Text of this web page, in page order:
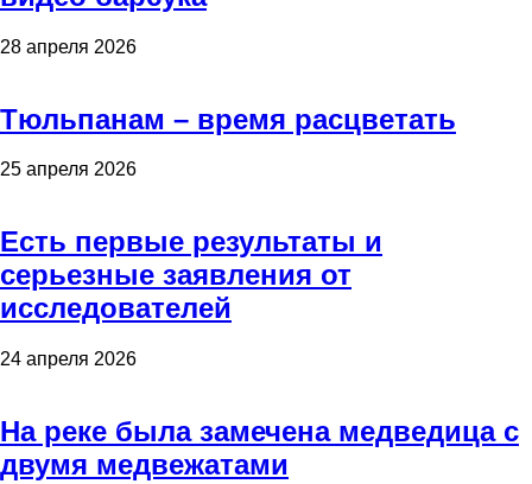
28 апреля 2026
Тюльпанам – время расцветать
25 апреля 2026
Есть первые результаты и
серьезные заявления от
исследователей
24 апреля 2026
На реке была замечена медведица с
двумя медвежатами